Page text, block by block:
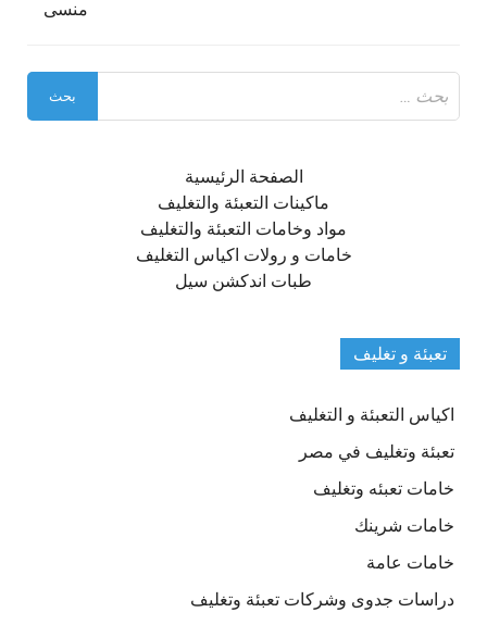
منسى
عن:
الصفحة الرئيسية
ماكينات التعبئة والتغليف
مواد وخامات التعبئة والتغليف
خامات و رولات اكياس التغليف
طبات اندكشن سيل
تعبئة و تغليف
اكياس التعبئة و التغليف
تعبئة وتغليف في مصر
خامات تعبئه وتغليف
خامات شرينك
خامات عامة
دراسات جدوى وشركات تعبئة وتغليف